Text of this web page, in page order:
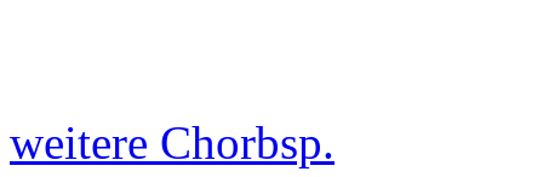
weitere Chorbsp.